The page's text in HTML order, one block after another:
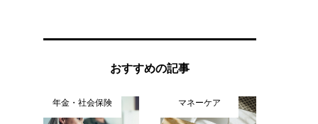
おすすめの記事
年金・社会保険 マネーケア